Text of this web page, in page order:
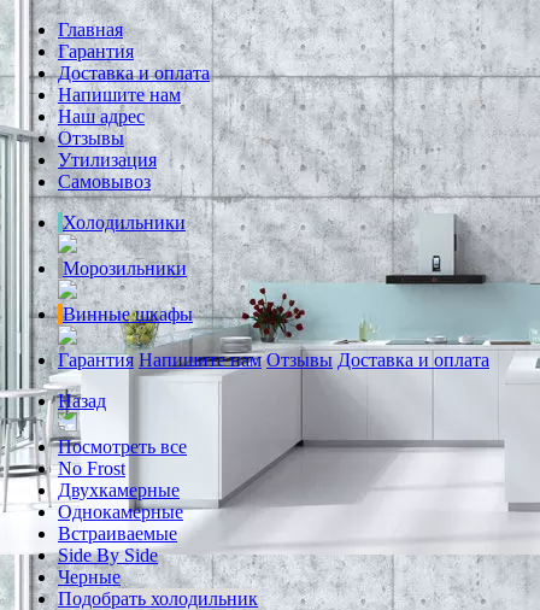
Главная
Гарантия
Доставка и оплата
Напишите нам
Наш адрес
Отзывы
Утилизация
Самовывоз
Холодильники
Морозильники
Винные шкафы
Гарантия Напишите нам Отзывы Доставка и оплата
Назад
Посмотреть все
No Frost
Двухкамерные
Однокамерные
Встраиваемые
Side By Side
Черные
Подобрать холодильник